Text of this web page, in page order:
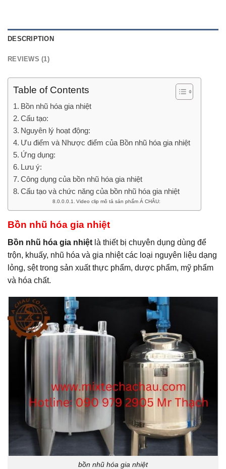
DESCRIPTION
REVIEWS (1)
Table of Contents
Bồn nhũ hóa gia nhiệt
Cấu tạo:
Nguyên lý hoạt động:
Ưu điểm và Nhược điểm của Bồn nhũ hóa gia nhiệt
Ứng dụng:
Lưu ý:
Công dụng của bồn nhũ hóa gia nhiệt
Cấu tạo và chức năng của bồn nhũ hóa gia nhiệt
Video clip mô tả sản phẩm Á CHÂU:
Bồn nhũ hóa gia nhiệt
Bồn nhũ hóa gia nhiệt là thiết bị chuyên dụng dùng để
trộn, khuấy, nhũ hóa và gia nhiệt các loại nguyên liệu dạng
lỏng, sệt trong sản xuất thực phẩm, dược phẩm, mỹ phẩm
và hóa chất.
bồn nhũ hóa gia nhiệt